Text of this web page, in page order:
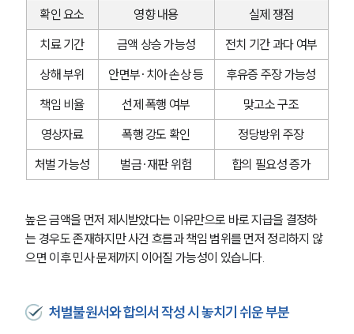
확인 요소 영향 내용
실제 쟁점
치료 기간
금액 상승 가능성
전치 기간 과다 여부
상해 부위
안면부·치아 손상 등
후유증 주장 가능성
책임 비율
선제 폭행 여부
맞고소 구조
영상자료
폭행 강도 확인
정당방위 주장
처벌 가능성
벌금·재판 위험 합의 필요성 증가
높은 금액을 먼저 제시받았다는 이유만으로 바로 지급을 결정하
는 경우도 존재하지만 사건 흐름과 책임 범위를 먼저 정리하지 않
으면 이후 민사 문제까지 이어질 가능성이 있습니다.
처벌불원서와 합의서 작성 시 놓치기 쉬운 부분